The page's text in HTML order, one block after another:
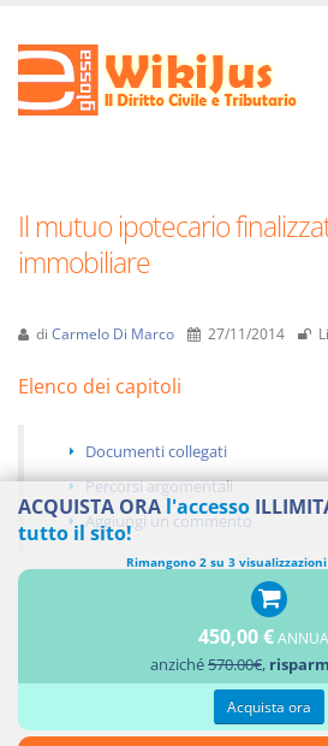
Il mutuo ipotecario
immobiliare
di Carmelo Di Marco 27/11/2014
Elenco dei capitoli
Documenti collegati
Percorsi argomentali
Aggiungi un commento
Molto spesso l’acquisto di una casa di
tutto o in parte, attraverso la stipulazione
ACQUISTA ORA l'accesso
tutto il sito!
Rimangono 2 su 3
450,00 €
anziché570.00€,
Acquista ora